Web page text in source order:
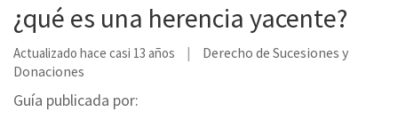
¿qué es una herencia yacente?
Actualizado hace casi 13 años
Derecho de Sucesiones y
Donaciones
Guía publicada por: